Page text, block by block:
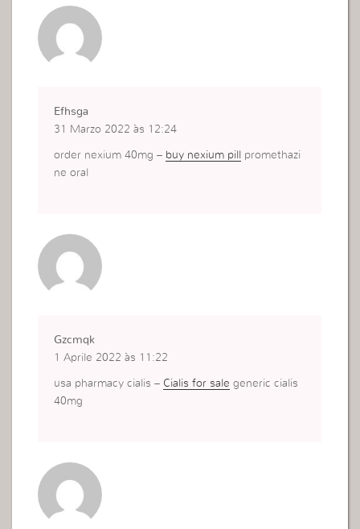
Efhsga
31 Marzo 2022 às 12:24
order nexium 40mg – buy nexium pill promethazi
ne oral
Gzcmqk
1 Aprile 2022 às 11:22
usa pharmacy cialis – Cialis for sale generic cialis
40mg